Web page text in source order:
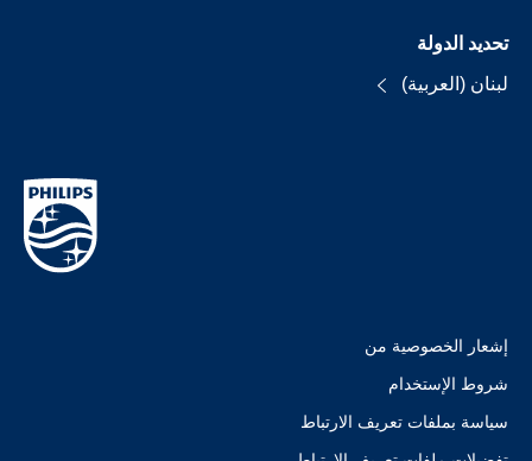
تحديد الدولة
لبنان (العربية)
إشعار الخصوصية من
شروط الإستخدام
سياسة بملفات تعريف الارتباط